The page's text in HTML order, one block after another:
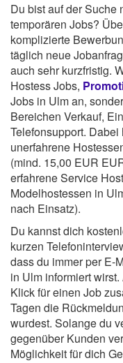
Du bist auf der Suche
temporären Jobs?
komplizierte
täglich neue
auch sehr kurzfristig.
Hostess Jobs,
Jobs in Ulm an,
Bereichen Verkauf,
Telefonsupport.
unerfahrene
(mind. 15,00 EUR
erfahrene Service
Modelhostessen in
nach Einsatz).
Du kannst dich
kurzen
dass du immer per E-
in Ulm informiert
Klick für einen Job
Tagen die
wurdest. Solange du
gegenüber Kunden
Möglichkeit für dich